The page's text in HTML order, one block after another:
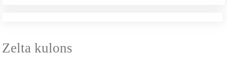
Zelta kulons